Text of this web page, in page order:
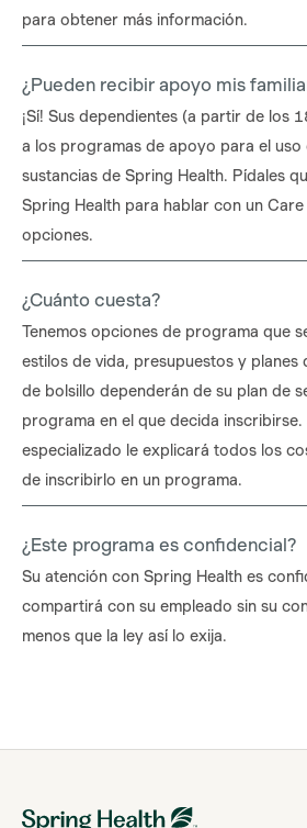
para obtener más información.
¿Pueden recibir apoyo mis
¡Sí! Sus dependientes (a partir de los
a los programas de apoyo para el uso
sustancias de Spring Health. Pídales
Spring Health para hablar con un
opciones.
¿Cuánto cuesta?
Tenemos opciones de programa que
estilos de vida, presupuestos y
de bolsillo dependerán de su plan de
programa en el que decida
especializado le explicará todos los
de inscribirlo en un programa.
¿Este programa es confidencial?
Su atención con Spring Health es
compartirá con su empleado sin su
menos que la ley así lo exija.